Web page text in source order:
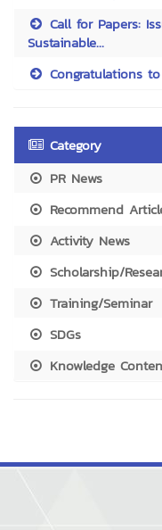
Call for Papers:
Sustainable...
Congratulations
Category
PR News
Recommend
Activity News
Scholarship/
Training/Seminar
SDGs
Knowledge